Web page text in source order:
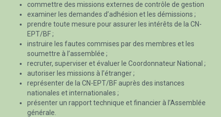
commettre des missions externes de contrôle de gestion
examiner les demandes d’adhésion et les démissions ;
prendre toute mesure pour assurer les intérêts de la CN-
EPT/BF ;
instruire les fautes commises par des membres et les
soumettre à l’assemblée ;
recruter, superviser et évaluer le Coordonnateur National ;
autoriser les missions à l’étranger ;
représenter de la CN-EPT/BF auprès des instances
nationales et internationales ;
présenter un rapport technique et financier à l’Assemblée
générale.